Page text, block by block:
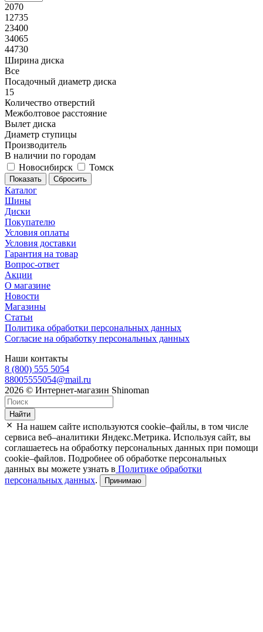
2070
12735
23400
34065
44730
Ширина диска
Все
Посадочный диаметр диска
15
Количество отверстий
Межболтовое расстояние
Вылет диска
Диаметр ступицы
Производитель
В наличии по городам
Новосибирск
Томск
Сбросить
Каталог
Шины
Диски
Покупателю
Условия оплаты
Условия доставки
Гарантия на товар
Вопрос-ответ
Акции
О магазине
Новости
Магазины
Статьи
Политика обработки персональных данных
Согласие на обработку персональных данных
Наши контакты
8 (800) 555 5054
88005555054@mail.ru
2026 © Интернет-магазин Shinoman
Найти
На нашем сайте используются cookie–файлы, в том числе
сервиса веб–аналитики Яндекс.Метрика. Используя сайт, вы
соглашаетесь на обработку персональных данных при помощи
cookie–файлов. Подробнее об обработке персональных
данных вы можете узнать в Политике обработки
персональных данных. Принимаю